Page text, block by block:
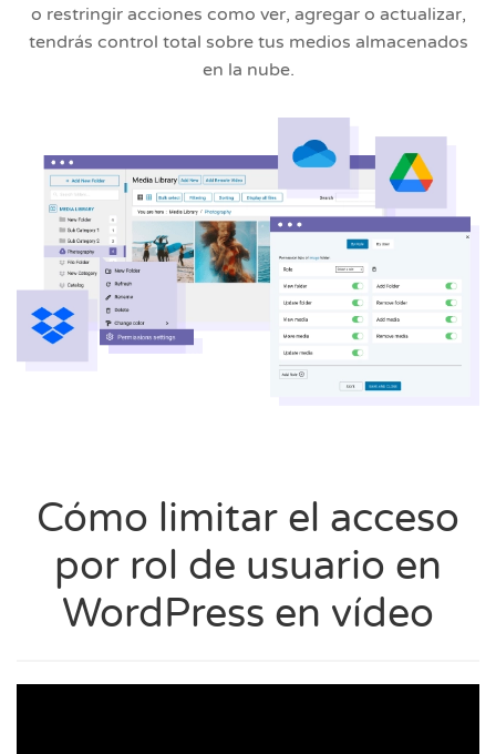
o restringir acciones como ver, agregar o actualizar,
tendrás control total sobre tus medios almacenados
en la nube.
Cómo limitar el acceso
por rol de usuario en
WordPress en vídeo